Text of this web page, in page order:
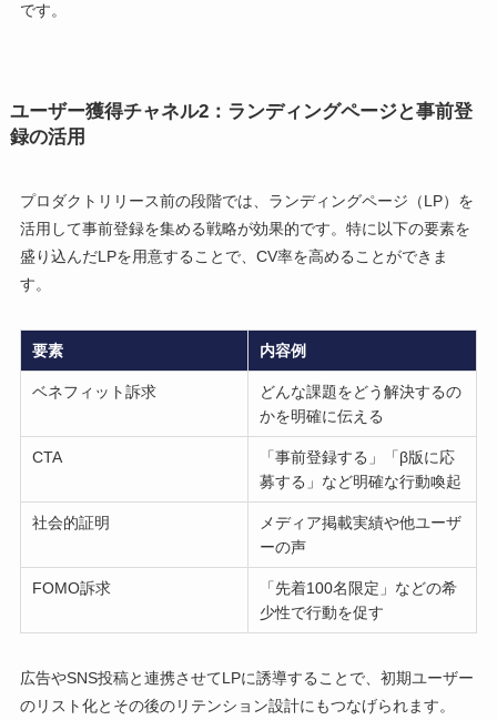
です。
ユーザー獲得チャネル2：ランディングページと事前登
録の活用
プロダクトリリース前の段階では、ランディングページ（LP）を
活用して事前登録を集める戦略が効果的です。特に以下の要素を
盛り込んだLPを用意することで、CV率を高めることができま
す。
要素 内容例
ベネフィット訴求
どんな課題をどう解決するの
かを明確に伝える
CTA
「事前登録する」「β版に応
募する」など明確な行動喚起
社会的証明
メディア掲載実績や他ユーザ
ーの声
FOMO訴求
「先着100名限定」などの希
少性で行動を促す
広告やSNS投稿と連携させてLPに誘導することで、初期ユーザー
のリスト化とその後のリテンション設計にもつなげられます。